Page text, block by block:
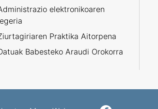
elektronikoaren
Praktika Aitorpena
Babesteko Araudi Orokorra